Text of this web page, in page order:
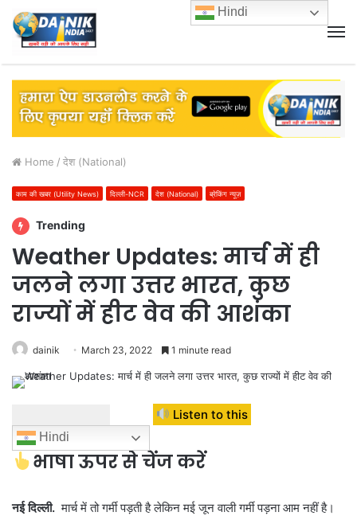
Home / देश (National)
काम की खबर (Utility News) दिल्ली-NCR देश (National) ब्रेकिंग न्यूज़
Trending
Weather Updates: मार्च में ही
जलने लगा उत्तर भारत, कुछ
राज्यों में हीट वेव की आशंका
dainik March 23, 2022 1 minute read
Listen to this
Hindi
भाषा ऊपर से चेंज करें
नई दिल्ली. मार्च में तो गर्मी पड़ती है लेकिन मई जून वाली गर्मी पड़ना आम नहीं है।
Hindi